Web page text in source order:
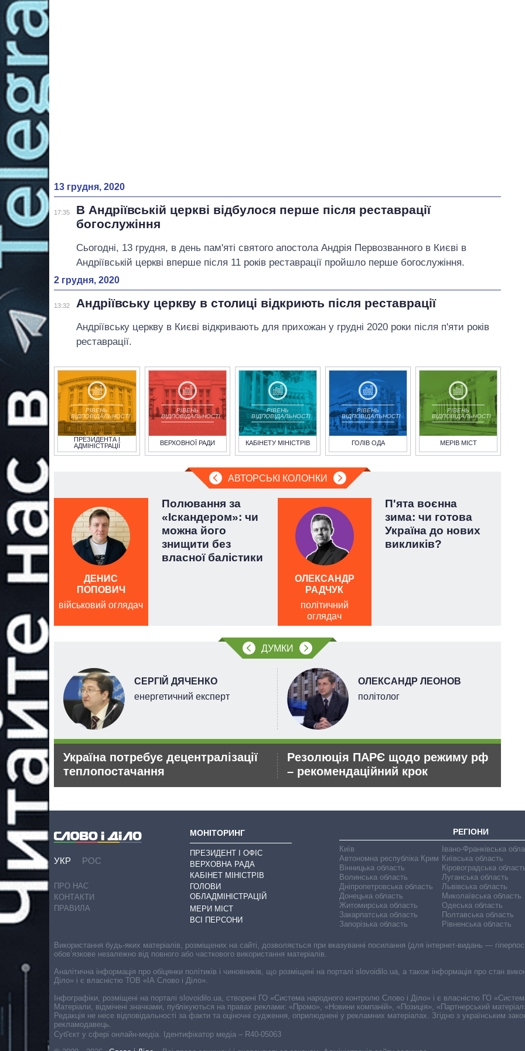
13 грудня, 2020
17:35
В Андріївській церкві відбулося перше після реставрації
богослужіння
Сьогодні, 13 грудня, в день пам'яті святого апостола Андрія Первозванного в Києві в
Андріївській церкві вперше після 11 років реставрації пройшло перше богослужіння.
2 грудня, 2020
13:32 Андріївську церкву в столиці відкриють після реставрації
Андріївську церкву в Києві відкривають для прихожан у грудні 2020 роки після п'яти років
реставрації.
РІВЕНЬ
ВІДПОВІДАЛЬНОСТІ
ПРЕЗИДЕНТА І
АДМІНІСТРАЦІЇ
РІВЕНЬ
ВІДПОВІДАЛЬНОСТІ
ВЕРХОВНОЇ РАДИ
РІВЕНЬ
ВІДПОВІДАЛЬНОСТІ
КАБІНЕТУ МІНІСТРІВ
РІВЕНЬ
ВІДПОВІДАЛЬНОСТІ
ГОЛІВ ОДА
РІВЕНЬ
ВІДПОВІДАЛЬНОСТІ
МЕРІВ МІСТ
АВТОРСЬКІ КОЛОНКИ
не
перші
Полювання за
«Іскандером»: чи
можна його
знищити без
власної балістики
ДЕНИС
ПОПОВИЧ
військовий оглядач
П'ята воєнна
зима: чи готова
Україна до нових
викликів?
ОЛЕКСАНДР
РАДЧУК
політичний
оглядач
ДУМКИ
СЕРГІЙ ДЯЧЕНКО
енергетичний експерт
Україна потребує децентралізації
теплопостачання
ОЛЕКСАНДР ЛЕОНОВ
політолог
Резолюція ПАРЄ щодо режиму рф
– рекомендаційний крок
УКР РОС
ПРО НАС
КОНТАКТИ
ПРАВИЛА
МОНІТОРИНГ
ПРЕЗИДЕНТ І ОФІС
ВЕРХОВНА РАДА
КАБІНЕТ МІНІСТРІВ
ГОЛОВИ
ОБЛАДМІНІСТРАЦІЙ
МЕРИ МІСТ
ВСІ ПЕРСОНИ
РЕГІОНИ
Київ
Автономна республіка Крим
Вінницька область
Волинська область
Дніпропетровська область
Донецька область
Житомирська область
Закарпатська область
Запорізька область
Івано-Франківська
Київська область
Кіровоградська
Луганська область
Львівська область
Миколаївська область
Одеська область
Полтавська область
Рівненська область
Cуб'єкт у сфері онлайн-медіа. Ідентифікатор медіа – R40-05063
Використання будь-яких матеріалів, розміщених на сайті, дозволяється при вказуванні посилання (для інтернет-видань —
обов’язкове незалежно від повного або часткового використання матеріалів.
Аналітична інформація про обіцянки політиків і чиновників, що розміщені на порталі slovoidilo.ua, а також інформація про стан
Діло» і є власністю ТОВ «ІА Слово і Діло».
Інфографіки, розміщені на порталі slovoidilo.ua, створені ГО «Система народного контролю Слово і Діло» і є власністю ГО
Матеріали, відмічені значками, публікуються на правах реклами: «Промо», «Новини компаній», «Позиція», «Партнерський
Редакція не несе відповідальності за факти та оціночні судження, оприлюднені у рекламних матеріалах. Згідно з українським
рекламодавець.